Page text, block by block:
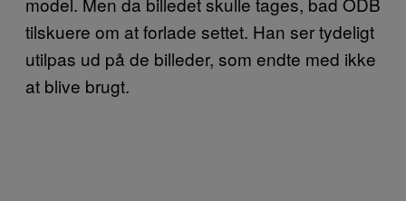
tilskuere om at forlade settet. Han ser tydeligt
utilpas ud på de billeder, som endte med ikke
at blive brugt.